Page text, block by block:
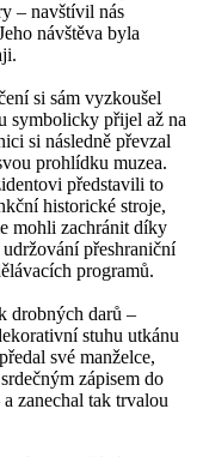
– navštívil nás
návštěva byla
si sám vyzkoušel
symbolicky přijel až na
si následně převzal
prohlídku muzea.
představili to
historické stroje,
mohli zachránit díky
přeshraniční
programů.
drobných darů –
stuhu utkánu
své manželce,
zápisem do
zanechal tak trvalou